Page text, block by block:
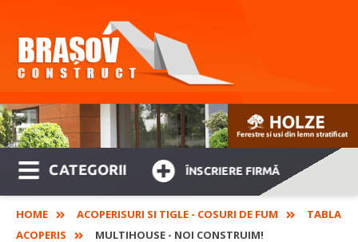
CATEGORII ÎNSCRIERE FIRMĂ
HOME ACOPERISURI SI TIGLE - COSURI DE FUM
TABLA
ACOPERIS
MULTIHOUSE - NOI CONSTRUIM!